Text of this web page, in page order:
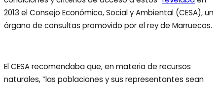
2013 el Consejo Económico, Social y Ambiental (CESA), un
órgano de consultas promovido por el rey de Marruecos.
El CESA recomendaba que, en materia de recursos
naturales, “las poblaciones y sus representantes sean